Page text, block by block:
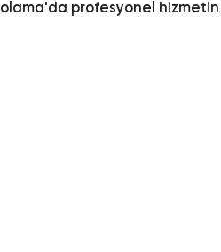
profesyonel hizmetin